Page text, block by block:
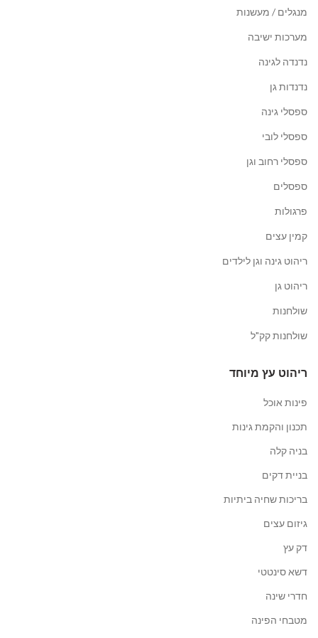
מנגלים / מעשנות
מערכות ישיבה
נדנדה לגינה
נדנדות גן
ספסלי גינה
ספסלי לובי
ספסלי רחוב וגן
ספסלים
פרגולות
קמין עצים
ריהוט גינה וגן לילדים
ריהוט גן
שולחנות
שולחנות קק"ל
ריהוט עץ מיוחד
פינות אוכל
תכנון והקמת גינות
בניה קלה
בניית דקים
בריכות שחיה ביתיות
גיזום עצים
דק עץ
דשא סינטטי
חדרי שינה
מטבחי הפינה